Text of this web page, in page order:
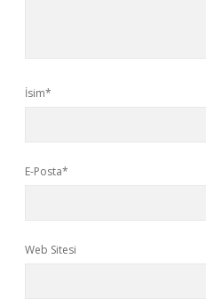
İsim*
E-Posta*
Web Sitesi